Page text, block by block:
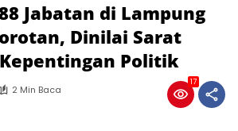
Jabatan di Lampung
Dinilai Sarat
Politik
2 Min Baca
17